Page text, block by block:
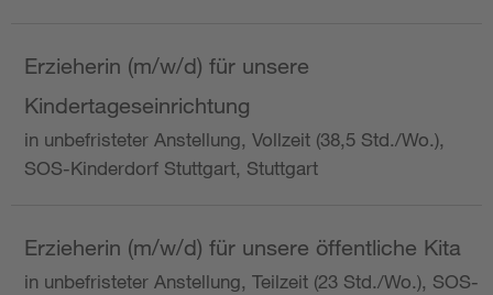
Erzieherin (m/w/d) für unsere
Kindertageseinrichtung
in unbefristeter Anstellung, Vollzeit (38,5 Std./Wo.),
SOS-Kinderdorf Stuttgart, Stuttgart
Erzieherin (m/w/d) für unsere öffentliche Kita
in unbefristeter Anstellung, Teilzeit (23 Std./Wo.), SOS-